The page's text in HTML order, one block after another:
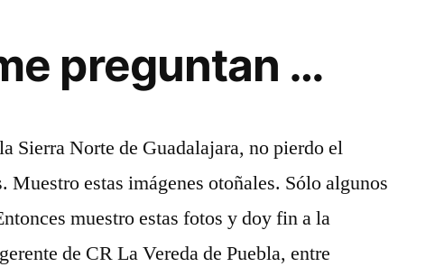
preguntan …
Sierra Norte de Guadalajara, no pierdo el
Muestro estas imágenes otoñales. Sólo algunos
muestro estas fotos y doy fin a la
de CR La Vereda de Puebla, entre